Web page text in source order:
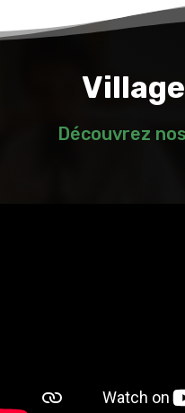
Découvrez